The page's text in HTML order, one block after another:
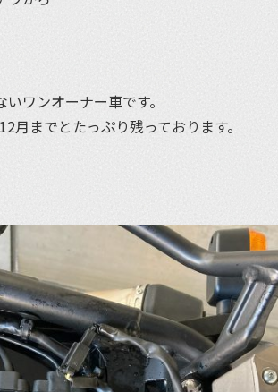
ワンオーナー車です。
月までとたっぷり残っております。